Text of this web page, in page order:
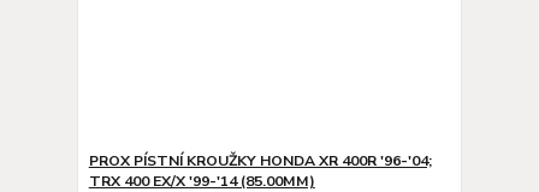
PROX PÍSTNÍ KROUŽKY HONDA XR 400R '96-'04;
TRX 400 EX/X '99-'14 (85.00MM)